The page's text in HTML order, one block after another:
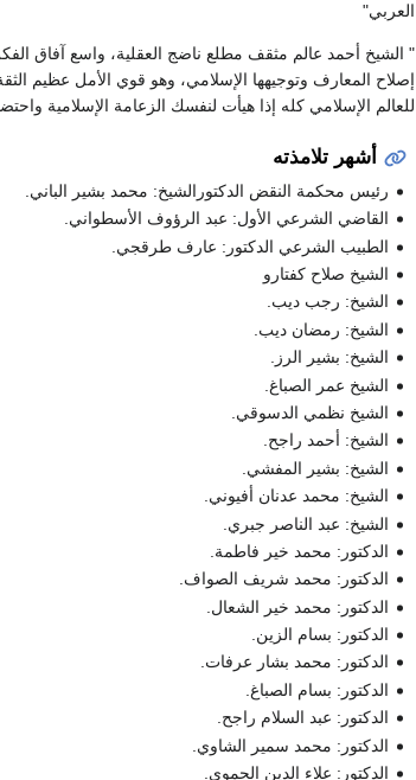
العربي"
" الشيخ أحمد عالم مثقف مطلع ناضج العقلية، واسع آفاق
إصلاح المعارف وتوجيهها الإسلامي، وهو قوي الأمل عظيم
للعالم الإسلامي كله إذا هيأت لنفسك الزعامة الإسلامية
أشهر تلامذته
رئيس محكمة النقض الدكتورالشيخ: محمد بشير الباني.
القاضي الشرعي الأول: عبد الرؤوف الأسطواني.
الطبيب الشرعي الدكتور: عارف طرقجي.
الشيخ صلاح كفتارو
الشيخ: رجب ديب.
الشيخ: رمضان ديب.
الشيخ: بشير الرز.
الشيخ عمر الصباغ.
الشيخ نظمي الدسوقي.
الشيخ: أحمد راجح.
الشيخ: بشير المفشي.
الشيخ: محمد عدنان أفيوني.
الشيخ: عبد الناصر جبري.
الدكتور: محمد خير فاطمة.
الدكتور: محمد شريف الصواف.
الدكتور: محمد خير الشعال.
الدكتور: بسام الزين.
الدكتور: محمد بشار عرفات.
الدكتور: بسام الصباغ.
الدكتور: عبد السلام راجح.
الدكتور: محمد سمير الشاوي.
الدكتور: علاء الدين الحموي.